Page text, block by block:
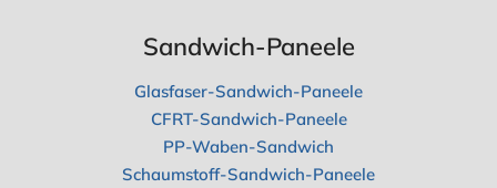
Sandwich-Paneele
Glasfaser-Sandwich-Paneele
CFRT-Sandwich-Paneele
PP-Waben-Sandwich
Schaumstoff-Sandwich-Paneele